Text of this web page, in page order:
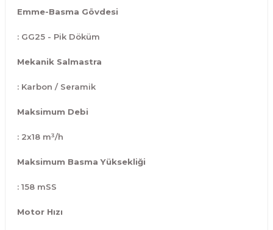
Emme-Basma Gövdesi
: GG25 - Pik Döküm
Mekanik Salmastra
: Karbon / Seramik
Maksimum Debi
: 2x18 m³/h
Maksimum Basma Yüksekliği
: 158 mSS
Motor Hızı